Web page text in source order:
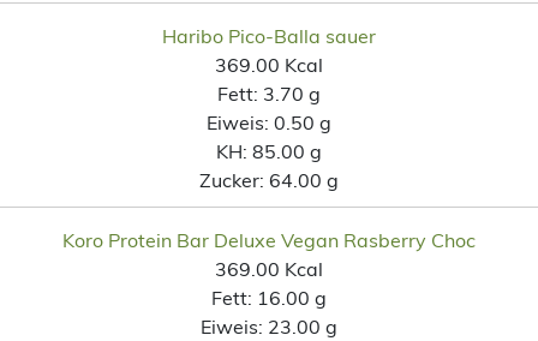
Haribo Pico-Balla sauer
369.00 Kcal
Fett: 3.70 g
Eiweis: 0.50 g
KH: 85.00 g
Zucker: 64.00 g
Koro Protein Bar Deluxe Vegan Rasberry Choc
369.00 Kcal
Fett: 16.00 g
Eiweis: 23.00 g